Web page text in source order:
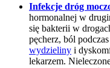
Infekcje dróg
hormonalnej w
się bakterii w
pęcherz, ból
wydzieliny i
lekarzem.